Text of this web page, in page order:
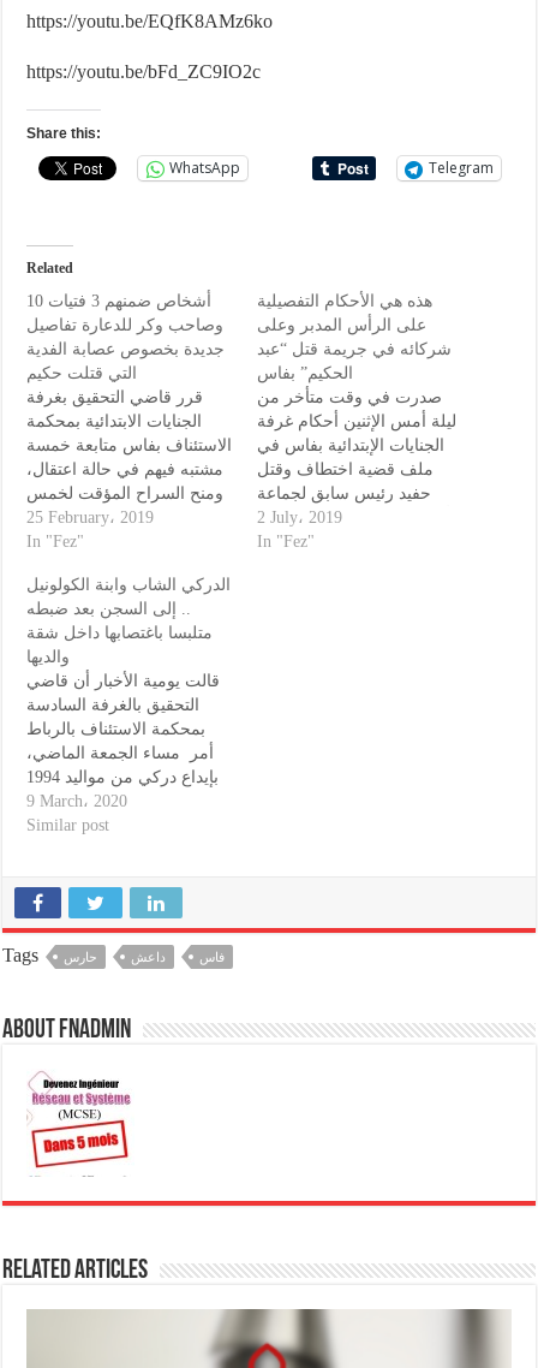
https://youtu.be/EQfK8AMz6ko
https://youtu.be/bFd_ZC9IO2c
Share this:
WhatsApp Telegram
Related
10 أشخاص ضمنهم 3 فتيات
وصاحب وكر للدعارة تفاصيل
جديدة بخصوص عصابة الفدية
التي قتلت حكيم
قرر قاضي التحقيق بغرفة
الجنايات الابتدائية بمحكمة
الاستئناف بفاس متابعة خمسة
مشتبه فيهم في حالة اعتقال،
ومنح السراح المؤقت لخمس
آخرين، في قضية جريمة قتل
الشاب الفاسي المنحدر من
جلسات التحقيق التفصيلي
لهذا الملف المثير يوم 6
مارس القادم. وأشارت
التحقيقات إلى أن هؤلاء
الأشخاص كانوا…
25 February، 2019
In "Fez"
هذه هي الأحكام التفصيلية
على الرأس المدبر وعلى
شركائه في جريمة قتل “عبد
الحكيم” بفاس
صدرت في وقت متأخر من
ليلة أمس الإثنين أحكام غرفة
الجنايات الإبتدائية بفاس في
ملف قضية اختطاف وقتل
حفيد رئيس سابق لجماعة
أولاد الطيب ضواحي المدينة.
وقررت هيئة المحكمة إدانة
2 July، 2019
In "Fez"
الدركي الشاب وابنة الكولونيل
.. إلى السجن بعد ضبطه
متلبسا باغتصابها داخل شقة
والديها
قالت يومية الأخبار أن قاضي
التحقيق بالغرفة السادسة
بمحكمة الاستئناف بالرباط
أمر مساء الجمعة الماضي،
بإيداع دركي من مواليد 1994
سجن العرجات ضواحي سلا،
من أجل متابعته بتهم جنائية
الخاصة نتج عنه افتضاض
البكارة، كما وجهت له النيابة
العامة تهمة حيازة
المخدرات…
9 March، 2020
Similar post
Tags حارس داعش فاس
About fnadmin
Related Articles